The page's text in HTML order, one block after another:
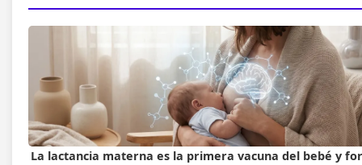
La lactancia materna es la primera vacuna del bebé y